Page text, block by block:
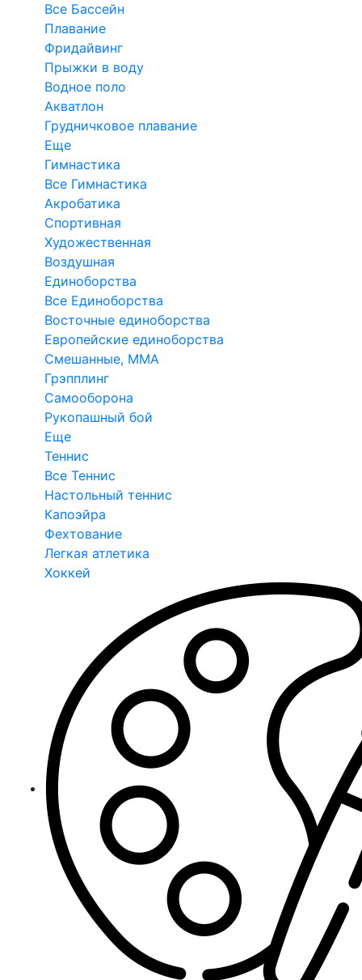
Все Бассейн
Плавание
Фридайвинг
Прыжки в воду
Водное поло
Акватлон
Грудничковое плавание
Еще
Гимнастика
Все Гимнастика
Акробатика
Спортивная
Художественная
Воздушная
Единоборства
Все Единоборства
Восточные единоборства
Европейские единоборства
Смешанные, ММА
Грэпплинг
Самооборона
Рукопашный бой
Еще
Теннис
Все Теннис
Настольный теннис
Капоэйра
Фехтование
Легкая атлетика
Хоккей